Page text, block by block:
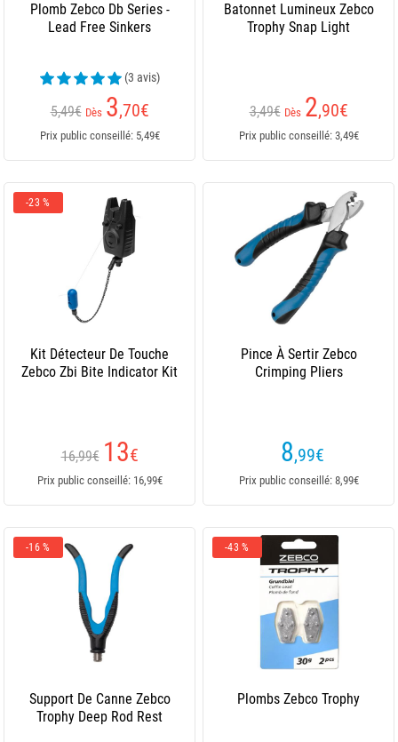
Plomb Zebco Db Series -
Lead Free Sinkers
(3 avis)
5,49€ Dès 3,70€
Prix public conseillé: 5,49€
Batonnet Lumineux Zebco
Trophy Snap Light
3,49€ Dès 2,90€
Prix public conseillé: 3,49€
-23 %
Kit Détecteur De Touche
Zebco Zbi Bite Indicator Kit
16,99€ 13€
Prix public conseillé: 16,99€
Pince À Sertir Zebco
Crimping Pliers
8,99€
Prix public conseillé: 8,99€
-16 %
Support De Canne Zebco
Trophy Deep Rod Rest
-43 %
Plombs Zebco Trophy